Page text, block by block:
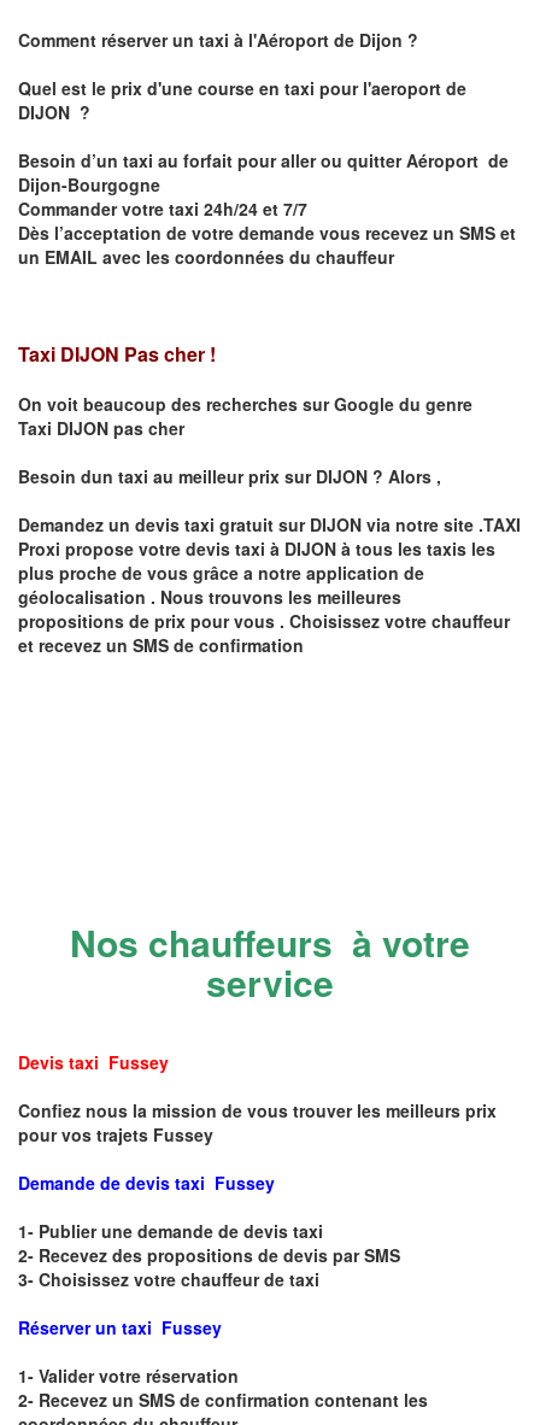
Comment réserver un taxi à l'Aéroport de Dijon ?
Quel est le prix d'une course en taxi pour l'aeroport de
DIJON ?
Besoin d’un taxi au forfait pour aller ou quitter Aéroport de
Dijon-Bourgogne
Commander votre taxi 24h/24 et 7/7
Dès l’acceptation de votre demande vous recevez un SMS et
un EMAIL avec les coordonnées du chauffeur
Taxi DIJON Pas cher !
On voit beaucoup des recherches sur Google du genre
Taxi DIJON pas cher
Besoin dun taxi au meilleur prix sur DIJON ? Alors ,
Demandez un devis taxi gratuit sur DIJON via notre site .TAXI
Proxi propose votre devis taxi à DIJON à tous les taxis les
plus proche de vous grâce a notre application de
géolocalisation . Nous trouvons les meilleures
propositions de prix pour vous . Choisissez votre chauffeur
et recevez un SMS de confirmation
Nos chauffeurs à votre
service
Devis taxi Fussey
Confiez nous la mission de vous trouver les meilleurs prix
pour vos trajets Fussey
Demande de devis taxi Fussey
1- Publier une demande de devis taxi
2- Recevez des propositions de devis par SMS
3- Choisissez votre chauffeur de taxi
Réserver un taxi Fussey
1- Valider votre réservation
2- Recevez un SMS de confirmation contenant les